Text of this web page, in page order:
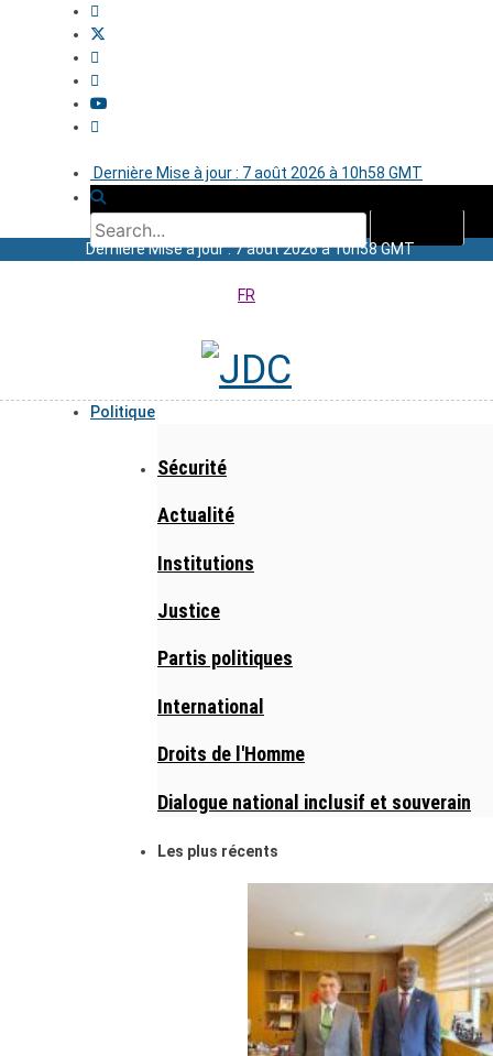
Dernière Mise à jour : 7 août 2026 à 10h58 GMT
Dernière Mise à jour : 7 août 2026 à 10h58 GMT
FR
Politique
Sécurité
Actualité
Institutions
Justice
Partis politiques
International
Droits de l'Homme
Dialogue national inclusif et souverain
Les plus récents